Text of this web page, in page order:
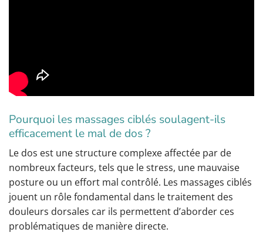
Pourquoi les massages ciblés soulagent-ils
efficacement le mal de dos ?
Le dos est une structure complexe affectée par de
nombreux facteurs, tels que le stress, une mauvaise
posture ou un effort mal contrôlé. Les massages ciblés
jouent un rôle fondamental dans le traitement des
douleurs dorsales car ils permettent d’aborder ces
problématiques de manière directe.